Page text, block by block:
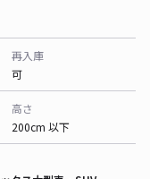
再入庫
可
高さ
200cm 以下